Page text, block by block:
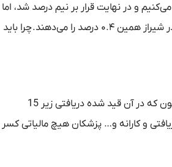
پرداخت می‌کنیم و در نهایت قرار بر نیم درصد شد، اما
به این وعده هم عمل نکردند و آن را به ۰.۴ درصد کاهش دادند؛ مثلاً در اراک ضریب یک می‌دهند اما در شیراز همین ۰.۴ درصد را می‌دهند. چرا باید
فرشید زارعی در پایان به بحث کسر مالیات از حقوق پرستاران اشاره می‌کند و می‌گوید: «چرا برخلاف قانون که در آن قید شده دریافتی زیر 15
کم می‌کنند اما از دریافتی و کارانه و… پزشکان هیچ مالیاتی کسر